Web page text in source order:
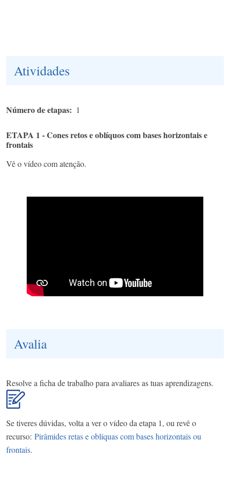
Atividades
Número de etapas 1
ETAPA 1 - Cones retos e oblíquos com bases horizontais e
frontais
Vê o vídeo com atenção.
Avalia
Resolve a ficha de trabalho para avaliares as tuas aprendizagens.
Se tiveres dúvidas, volta a ver o vídeo da etapa 1, ou revê o
recurso: Pirâmides retas e oblíquas com bases horizontais ou
frontais.